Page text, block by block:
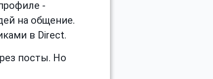
-
на общение.
в Direct.
посты. Но